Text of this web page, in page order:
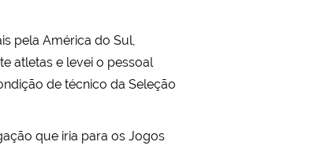
pela América do Sul,
atletas e levei o pessoal
de técnico da Seleção
que iria para os Jogos